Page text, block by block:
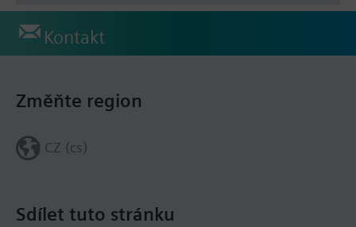
Kontakt
Sdílet tuto stránku
Změňte region
CZ (cs)